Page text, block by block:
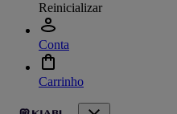
Reinicializar
Conta
Carrinho